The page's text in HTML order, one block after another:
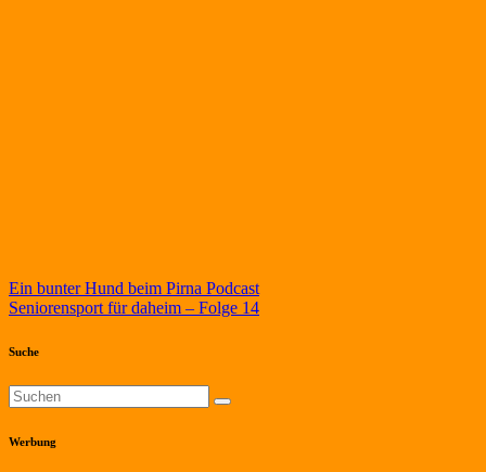
Beitragsnavigation
Ein bunter Hund beim Pirna Podcast
Seniorensport für daheim – Folge 14
Suche
Werbung